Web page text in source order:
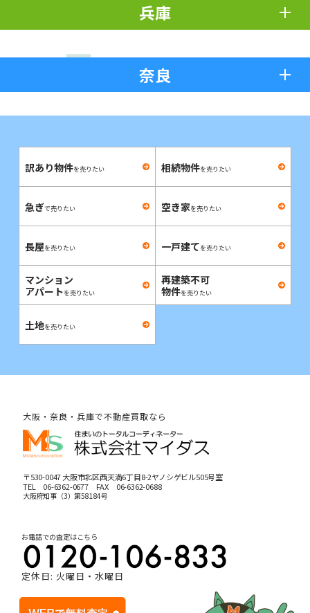
兵庫
奈良
訳あり物件を売りたい 相続物件を売りたい
急ぎで売りたい 空き家を売りたい
長屋を売りたい 一戸建てを売りたい
マンション
アパートを売りたい
再建築不可
物件を売りたい
土地を売りたい
大阪・奈良・兵庫で不動産買取なら
〒530-0047 大阪市北区西天満6丁目8-2ヤノシゲビル505号室
TEL 06-6362-0677FAX 06-6362-0688
大阪府知事（3）第58184号
お電話での査定はこちら
定休日: 火曜日・水曜日